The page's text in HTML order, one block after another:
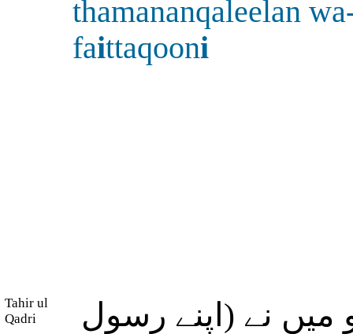
thamananqaleelan
faittaqooni
Tahir ul
Qadri
میں نے (اپنے رسول